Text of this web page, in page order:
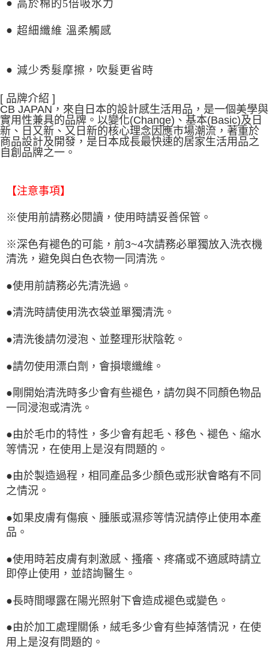
● 高於棉的5倍吸水力
● 超細纖維 溫柔觸感
● 減少秀髮摩擦，吹髮更省時
[ 品牌介紹 ]
CB JAPAN，來自日本的設計感生活用品，是一個美學與
實用性兼具的品牌。以變化(Change)、基本(Basic)及日
新、日又新、又日新的核心理念因應市場潮流，著重於
商品設計及開發，是日本成長最快速的居家生活用品之
自創品牌之一。
【注意事項】
※使用前請務必閱讀，使用時請妥善保管。
※深色有褪色的可能，前3~4次請務必單獨放入洗衣機
清洗，避免與白色衣物一同清洗。
●使用前請務必先清洗過。
●清洗時請使用洗衣袋並單獨清洗。
●清洗後請勿浸泡、並整理形狀陰乾。
●請勿使用漂白劑，會損壞纖維。
●剛開始清洗時多少會有些褪色，請勿與不同顏色物品
一同浸泡或清洗。
●由於毛巾的特性，多少會有起毛、移色、褪色、縮水
等情況，在使用上是沒有問題的。
●由於製造過程，相同產品多少顏色或形狀會略有不同
之情況。
●如果皮膚有傷痕、腫脹或濕疹等情況請停止使用本產
品。
●使用時若皮膚有刺激感、搔癢、疼痛或不適感時請立
即停止使用，並諮詢醫生。
●長時間曝露在陽光照射下會造成褪色或變色。
●由於加工處理關係，絨毛多少會有些掉落情況，在使
用上是沒有問題的。